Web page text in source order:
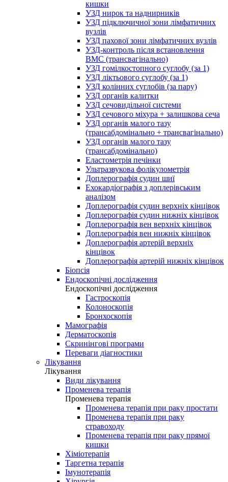
кишки
УЗД нирок та наднирників
УЗД підключичної зони лімфатичних
вузлів
УЗД пахової зони лімфатичних вузлів
УЗД-контроль після встановлення
ВМС (трансвагінально)
УЗД гомілкостопного суглобу (за 1)
УЗД ліктьового суглобу (за 1)
УЗД колінних суглобів (за пару)
УЗД органів калитки
УЗД сечовидільної системи
УЗД сечового міхура + залишкова сеча
УЗД органів малого тазу
(трансабдомінально + трансвагінально)
УЗД органів малого тазу
(трансабдомінально)
Еластометрія печінки
Ультразвукова фолікулометрія
Доплерографія судин шиї
Ехокардіографія з доплерівським
аналізом
Доплерографія судин верхніх кінцівок
Доплерографія судин нижніх кінцівок
Доплерографія вен верхніх кінцівок
Доплерографія вен нижніх кінцівок
Доплерографія артерій верхніх
кінцівок
Доплерографія артерій нижніх кінцівок
Біопсія
Ендоскопічні дослідження
Ендоскопічні дослідження
Гастроскопія
Колоноскопія
Бронхоскопія
Мамографія
Дерматоскопія
Скринінгові програми
Переваги діагностики
Лікування
Лікування
Види лікування
Променева терапія
Променева терапія
Променева терапія при раку простати
Променева терапія при раку
стравоходу
Променева терапія при раку прямої
кишки
Хіміотерапія
Таргетна терапія
Імунотерапія